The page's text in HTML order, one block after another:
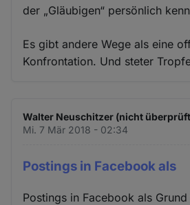
der „Gläubigen“ persönlich
Es gibt andere Wege als eine
Konfrontation. Und steter
Walter Neuschitzer (nicht
Mi. 7 Mär 2018 - 02:34
Postings in Facebook als
Postings in Facebook als